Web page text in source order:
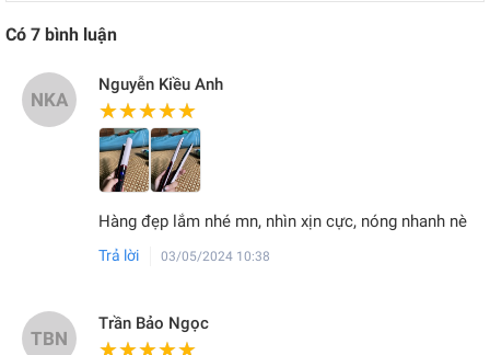
Có 7 bình luận
NKA
Nguyễn Kiều Anh
★★★★★
★★★★★
Hàng đẹp lắm nhé mn, nhìn xịn cực, nóng nhanh nè
Trả lời 03/05/2024 10:38
TBN
Trần Bảo Ngọc
★★★★★
★★★★★